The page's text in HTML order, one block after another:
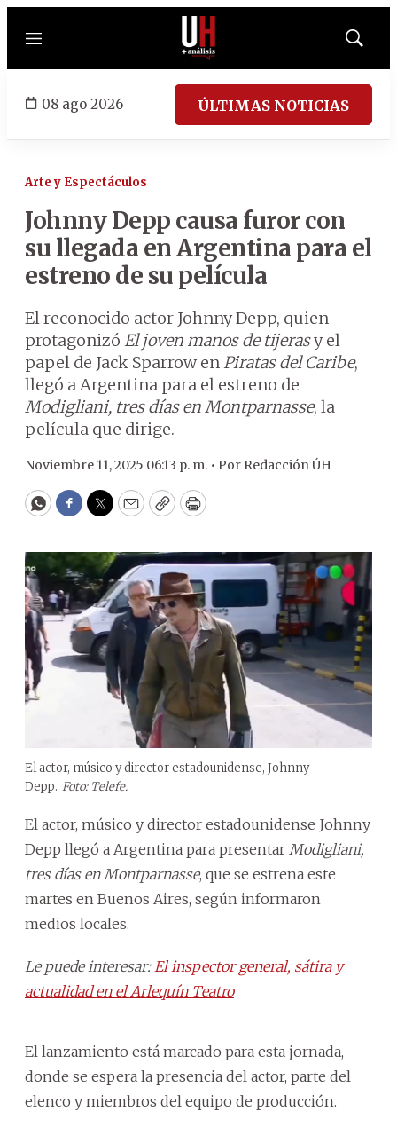
Menú
Mostrar
08 ago 2026 ÚLTIMAS NOTICIAS
Arte y Espectáculos
Johnny Depp causa furor con
su llegada en Argentina para el
estreno de su película
El reconocido actor Johnny Depp, quien
protagonizó El joven manos de tijerasy el
papel de Jack Sparrow enPiratas del Caribe,
llegó a Argentina para el estreno de
Modigliani, tres días en Montparnasse, la
película que dirige.
Noviembre 11, 2025 06:13 p. m. • Por Redacción ÚH
WhatsApp
Facebook
Twitter
EmailCopyPrint
El actor, músico y director estadounidense, Johnny
Depp. Foto: Telefe.
El actor, músico y director estadounidense Johnny
Depp llegó a Argentina para presentar Modigliani,
tres días en Montparnasse, que se estrena este
martes en Buenos Aires, según informaron
medios locales.
Le puede interesar: El inspector general, sátira y
actualidad en el Arlequín Teatro
El lanzamiento está marcado para esta jornada,
donde se espera la presencia del actor, parte del
elenco y miembros del equipo de producción.